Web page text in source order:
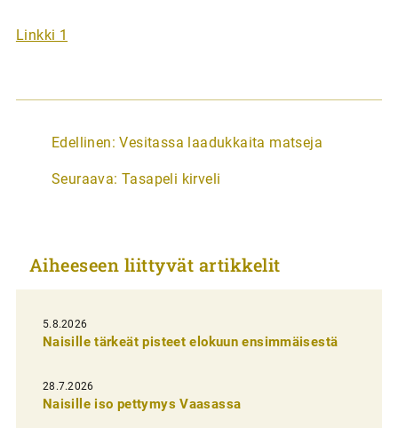
Linkki 1
A
t
k
e
l
i
e
n
Edellinen: Vesitassa laadukkaita matseja
Seuraava: Tasapeli kirveli
Aiheeseen liittyvät artikkelit
5.8.2026
Naisille tärkeät pisteet elokuun ensimmäisestä
28.7.2026
Naisille iso pettymys Vaasassa